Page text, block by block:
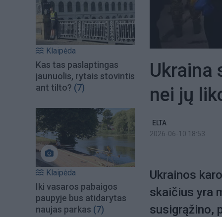
Klaipėda
Kas tas paslaptingas
jaunuolis, rytais stovintis
ant tilto? (7)
Klaipėda
Iki vasaros pabaigos
paupyje bus atidarytas
naujas parkas (7)
Ukraina
nei jų
ELTA
2026-06-10 18:53
Ukrainos
skaičius yra
susigrąžino,